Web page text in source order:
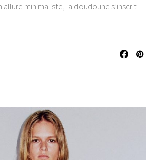
allure minimaliste, la doudoune s’inscrit